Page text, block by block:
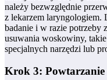
należy bezwzględnie
z lekarzem laryngologiem.
badanie i w razie potrzeby
usuwania woskowiny,
specjalnych narzędzi lub
Krok 3: Powtarzanie